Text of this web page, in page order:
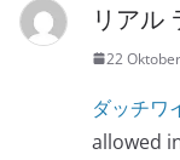
リアル
22
ダッチワ
allowed